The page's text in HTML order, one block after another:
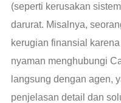
(seperti kerusakan
darurat. Misalnya,
kerugian finansial
nyaman menghubungi
langsung dengan agen,
penjelasan detail dan